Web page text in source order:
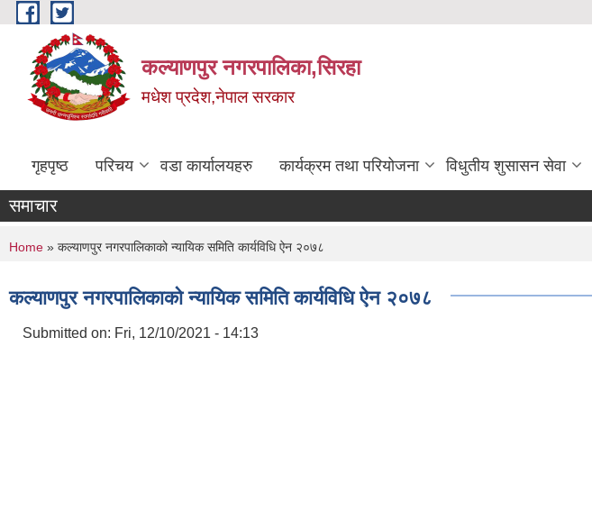
Skip to main content
कल्याणपुर नगरपालिका,सिरहा
मधेश प्रदेश,नेपाल सरकार
गृहपृष्ठ परिचय वडा कार्यालयहरु कार्यक्रम तथा परियोजना विधुतीय शुसासन सेवा
समाचार
You are here
Home » कल्याणपुर नगरपालिकाको न्यायिक समिति कार्यविधि ऐन २०७८
कल्याणपुर नगरपालिकाको न्यायिक समिति कार्यविधि ऐन २०७८
Submitted on: Fri, 12/10/2021 - 14:13